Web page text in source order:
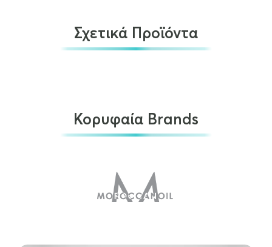
Σχετικά Προϊόντα
Color Wow Color Security Conditioner Fine…
Κορυφαία Brands